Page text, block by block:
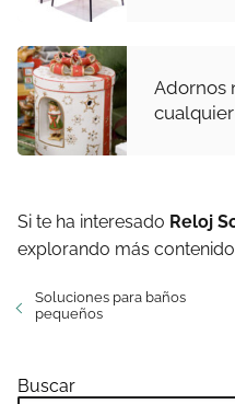
Adornos
Si te ha interesado Reloj
explorando más
Soluciones para baños
pequeños
Buscar